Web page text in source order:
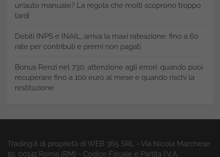
un’auto manuale? La regola che molti scoprono troppo
tardi
Debiti INPS e INAIL, arriva la maxi rateazione: fino a 60
rate per contributi e premi non pagati
Bonus Renzi nel 730, attenzione agli errori: quando puoi
recuperare fino a 100 euro al mese e quando rischi la
restituzione
Trading.it di proprietà di WEB 365 SRL - Via Nicola Marchese
10, 00141 Roma (RM) - Codice Fiscale e Partita I.V.A.